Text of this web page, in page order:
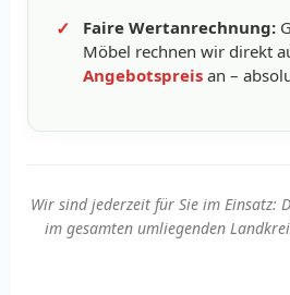
Faire Wertanrechnung:
Möbel rechnen wir direkt
Angebotspreis an –
Wir sind jederzeit für Sie im Einsatz:
im gesamten umliegenden